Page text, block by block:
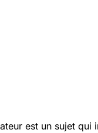
est un sujet qui